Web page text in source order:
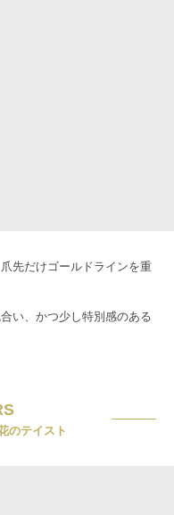
先だけゴールドラインを重
い、かつ少し特別感のある
のテイスト